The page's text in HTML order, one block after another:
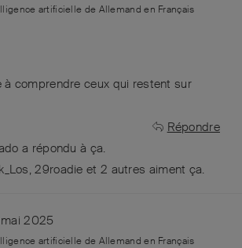
artificielle de Allemand en Français
à comprendre ceux qui restent sur
Répondre
a répondu à ça.
,29roadie et 2 autres aiment ça.
2025
artificielle de Allemand en Français